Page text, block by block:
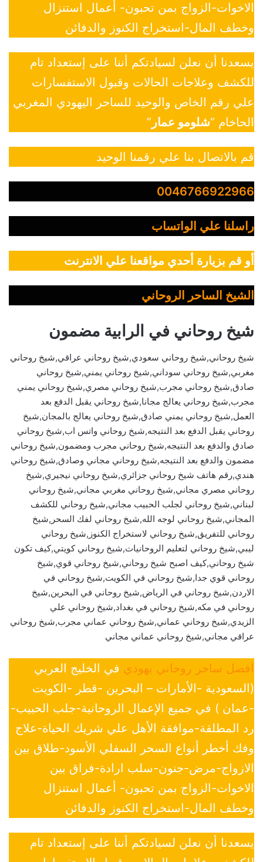
الاخوات-الزواج بمن تحبون- أعمال استنزال
وخطف المال-استخراج الكنوز والدفائن
يسعدنا أن نعلن لسيادتكم أننا على إستعداد تام
للكشف وعلاجات الحالات وقبول الاستفسارات
علي رقم الخاص والوحيد للساحر اليهودي المغربي
الحاخام “شلومو عمار ”
قم بالاتصال بنا علي رقمنا الوحيد
0046766922966
راسلنا علي الواتساب
أو قم بزيارة أحدي مواقعنا علي الانترنت
الشيخ الساحر الروحاني
شيخ روحاني في الرابية مضمون
شيخ روحاني,شيخ روحاني سعودي,شيخ روحاني عراقي,شيخ روحاني
مغربي,شيخ روحاني سوداني,شيخ روحاني يمني,شيخ روحاني
صادق,شيخ روحاني مجرب,شيخ روحاني مصري,شيخ روحاني يمني
مجرب,شيخ روحاني يعالج مجانا,شيخ روحاني يقبل الدفع بعد
العمل,شيخ روحاني يمني صادق,شيخ روحاني يعالج بالمجان,شيخ
روحاني يقبل الدفع بعد النتيجه,شيخ روحاني واتس اب,شيخ روحاني
صادق والدفع بعد النتيجه,شيخ روحاني مجرب ومضمون,شيخ روحاني
مضمون والدفع بعد النتيجه,شيخ روحاني مجاني وصادق,شيخ روحاني
هندي,رقم هاتف شيخ روحاني جزائري,شيخ روحاني نيجيري,شيخ
روحاني مصري مجاني,شيخ روحاني مغربي مجاني,شيخ روحاني
لبناني,شيخ روحاني لجلب الحبيب مجاني,شيخ روحاني للكشف
المجاني,شيخ روحاني لوجه الله,شيخ روحاني لفك السحر,شيخ
روحاني للتفريق,شيخ روحاني لاستخراج الكنوز,شيخ روحاني
ليبي,شيخ روحاني لتعليم الروحانيات,شيخ روحاني كويتي,كيف تكون
شيخ روحاني,كيف اصبح شيخ روحاني,شيخ روحاني قوي,شيخ
روحاني قوي جدا,شيخ روحاني في الكويت,شيخ روحاني في
الاردن,شيخ روحاني في الرياض,شيخ روحاني في البحرين,شيخ
روحاني في مكه,شيخ روحاني في بغداد,شيخ روحاني علي
الزيدي,شيخ روحاني عماني,شيخ روحاني عماني مجرب,شيخ روحاني
عراقي مجاني,شيخ روحاني عماني مجاني
افضل ساحر روحاني يهودي في الخليج العربي
(السعودية -الأمارات – البحرين -قطر -الكويت
-عمان ) في جميع الإعمال الروحانية-جلب الحبيب-
رد المطلقة-موافقة الأهل علي شريك الحياة-علاج
وفك أخطر أنواع السحر السفلي الأسود-طلاق بين
الازواج-مرض-جنون-سلب ارادة-فراق بين
الاخوات-الزواج بمن تحبون- أعمال استنزال
وخطف المال-استخراج الكنوز والدفائن
يسعدنا أن نعلن لسيادتكم أننا على إستعداد تام